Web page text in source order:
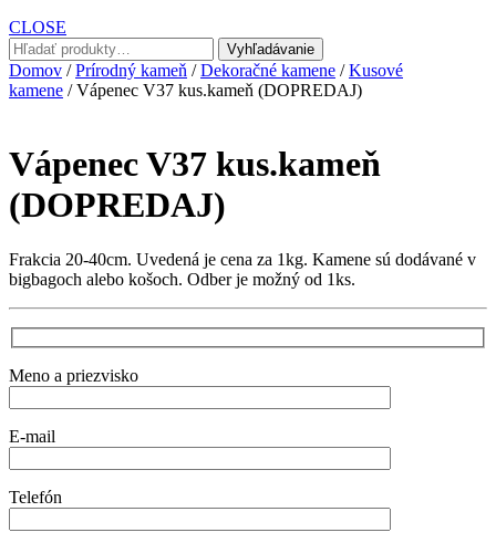
CLOSE
Hľadať:
Vyhľadávanie
Domov /Prírodný kameň /Dekoračné kamene /Kusové
kamene / Vápenec V37 kus.kameň (DOPREDAJ)
Vápenec V37 kus.kameň
(DOPREDAJ)
Frakcia 20-40cm. Uvedená je cena za 1kg. Kamene sú dodávané v
bigbagoch alebo košoch. Odber je možný od 1ks.
Meno a priezvisko
E-mail
Telefón